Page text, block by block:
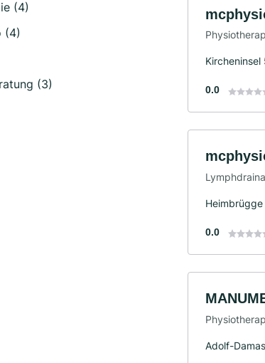
(4)
(4)
(3)
0.0
0.0
Adolf-